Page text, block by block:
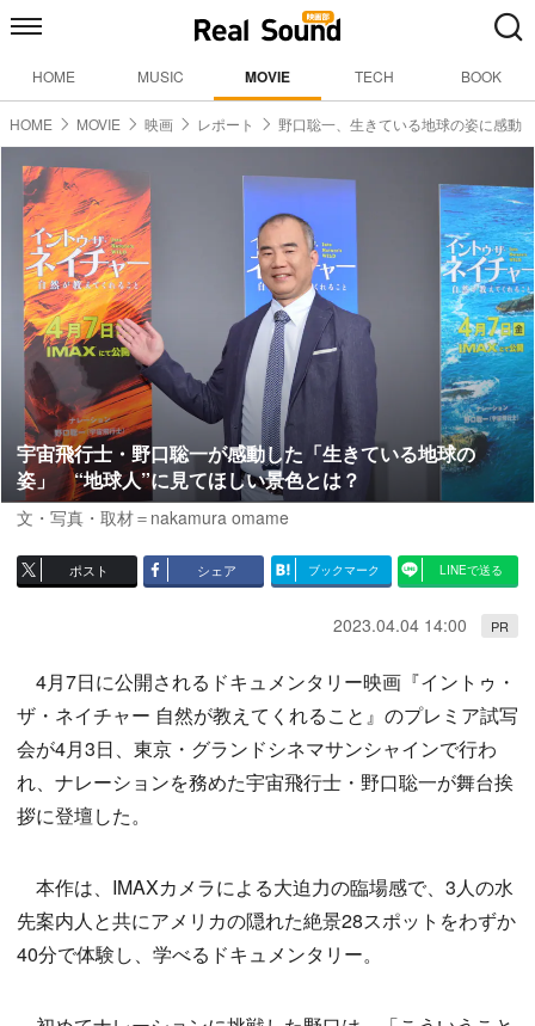
HOME MUSIC MOVIE TECH BOOK
HOME MOVIE 映画 レポート 野口聡一、生きている地球の姿に感動
宇宙飛行士・野口聡一が感動した「生きている地球の
姿」 “地球人”に見てほしい景色とは？
文・写真・取材＝nakamura omame
ポスト シェア ブックマーク LINEで送る
2023.04.04 14:00 PR
4月7日に公開されるドキュメンタリー映画『イントゥ・
ザ・ネイチャー 自然が教えてくれること』のプレミア試写
会が4月3日、東京・グランドシネマサンシャインで行わ
れ、ナレーションを務めた宇宙飛行士・野口聡一が舞台挨
拶に登壇した。
本作は、IMAXカメラによる大迫力の臨場感で、3人の水
先案内人と共にアメリカの隠れた絶景28スポットをわずか
40分で体験し、学べるドキュメンタリー。